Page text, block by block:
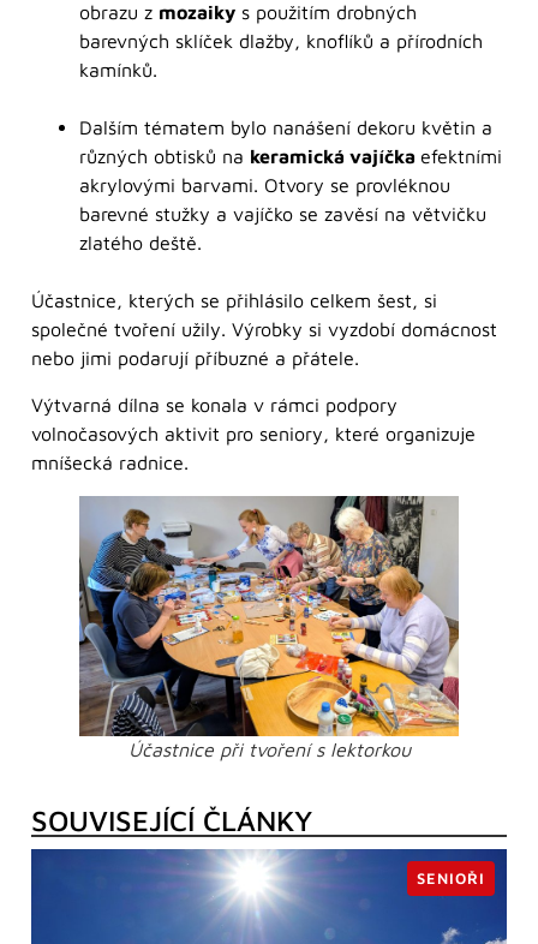
obrazu z mozaiky s použitím drobných
barevných sklíček dlažby, knoflíků a přírodních
kamínků.
Dalším tématem bylo nanášení dekoru květin a
různých obtisků na keramická vajíčka efektními
akrylovými barvami. Otvory se provléknou
barevné stužky a vajíčko se zavěsí na větvičku
zlatého deště.
Účastnice, kterých se přihlásilo celkem šest, si
společné tvoření užily. Výrobky si vyzdobí domácnost
nebo jimi podarují příbuzné a přátele.
Výtvarná dílna se konala v rámci podpory
volnočasových aktivit pro seniory, které organizuje
mníšecká radnice.
Účastnice při tvoření s lektorkou
SOUVISEJÍCÍ ČLÁNKY
SENIOŘI